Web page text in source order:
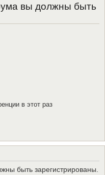
вы должны быть
в этот раз
быть зарегистрированы.